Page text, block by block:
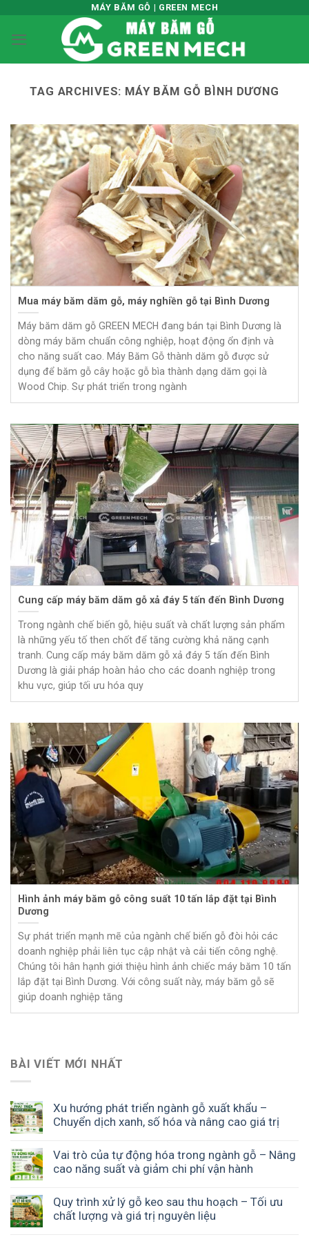
content
MÁY BĂM GỖ | GREEN MECH
TAG ARCHIVES: MÁY BĂM GỖ BÌNH DƯƠNG
BÀI VIẾT MỚI NHẤT
Xu hướng phát triển ngành gỗ xuất khẩu –
Chuyển dịch xanh, số hóa và nâng cao giá trị
Vai trò của tự động hóa trong ngành gỗ – Nâng
cao năng suất và giảm chi phí vận hành
Quy trình xử lý gỗ keo sau thu hoạch – Tối ưu
chất lượng và giá trị nguyên liệu
Mua máy băm dăm gỗ, máy nghiền gỗ tại Bình Dương
Máy băm dăm gỗ GREEN MECH đang bán tại Bình Dương là
dòng máy băm chuẩn công nghiệp, hoạt động ổn định và
cho năng suất cao. Máy Băm Gỗ thành dăm gỗ được sử
dụng để băm gỗ cây hoặc gỗ bìa thành dạng dăm gọi là
Wood Chip. Sự phát triển trong ngành
Cung cấp máy băm dăm gỗ xả đáy 5 tấn đến Bình Dương
Trong ngành chế biến gỗ, hiệu suất và chất lượng sản phẩm
là những yếu tố then chốt để tăng cường khả năng cạnh
tranh. Cung cấp máy băm dăm gỗ xả đáy 5 tấn đến Bình
Dương là giải pháp hoàn hảo cho các doanh nghiệp trong
khu vực, giúp tối ưu hóa quy
Hình ảnh máy băm gỗ công suất 10 tấn lắp đặt tại Bình
Dương
Sự phát triển mạnh mẽ của ngành chế biến gỗ đòi hỏi các
doanh nghiệp phải liên tục cập nhật và cải tiến công nghệ.
Chúng tôi hân hạnh giới thiệu hình ảnh chiếc máy băm 10 tấn
lắp đặt tại Bình Dương. Với công suất này, máy băm gỗ sẽ
giúp doanh nghiệp tăng